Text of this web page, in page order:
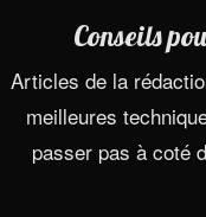
Conseils
Articles de la
meilleures
passer pas à coté